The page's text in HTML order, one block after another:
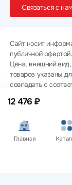
12 476 ₽
Связаться с
Сайт носит
публичной офертой.
Цена, внешний вид,
товаров указаны
совпадать с
товаров -
оформлении заказа.
©
Главная